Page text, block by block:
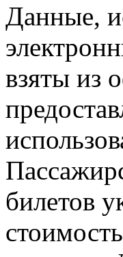
Данные,
взяты из
билетов